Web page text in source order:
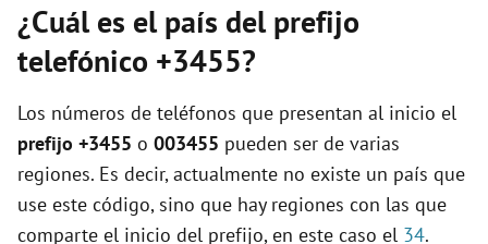
¿Cuál es el país del prefijo
telefónico +3455?
Los números de teléfonos que presentan al inicio el
prefijo +3455 o 003455 pueden ser de varias
regiones. Es decir, actualmente no existe un país que
use este código, sino que hay regiones con las que
comparte el inicio del prefijo, en este caso el 34.